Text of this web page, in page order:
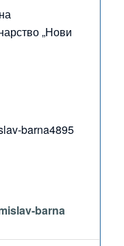
„Нови
barna4895
barna